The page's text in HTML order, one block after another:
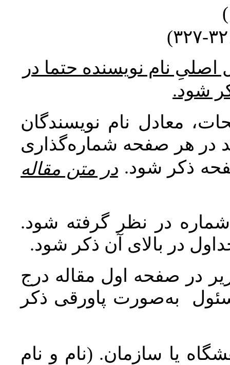
نام نویسنده حتما در
شود.
معادل نام نویسندگان
در هر صفحه شماره‌گذاری
ذکر شود. در متن مقاله
در نظر گرفته شود.
در بالای آن ذکر شود.
در صفحه اول مقاله درج
به‌صورت پاورقی ذکر
یا سازمان. (نام و نام